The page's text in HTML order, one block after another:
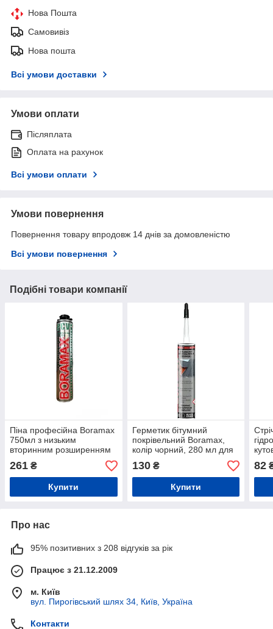
Нова Пошта
Самовивіз
Нова пошта
Всі умови доставки
Умови оплати
Післяплата
Оплата на рахунок
Всі умови оплати
Умови повернення
Повернення товару впродовж 14 днів за домовленістю
Всі умови повернення
Подібні товари компанії
Піна професійна Boramax
750мл з низьким
вторинним розширенням
однокомпонентна для
герметизації ПВХ
профілей
261 ₴
Купити
Герметик бітумний
покрівельний Boramax,
колір чорний, 280 мл для
заповнення подряпин
перед укладанням
руберойду або рідкого
130₴
Купити
82
Про нас
95% позитивних з 208 відгуків за рік
Працює з 21.12.2009
м. Київ
вул. Пирогівський шлях 34, Київ, Україна
Контакти